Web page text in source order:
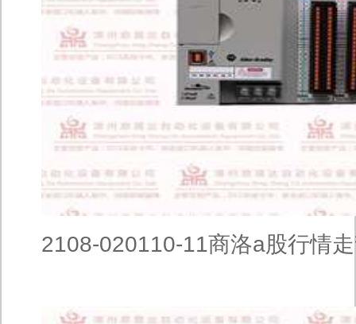
2108-020110-11商洛a股行情